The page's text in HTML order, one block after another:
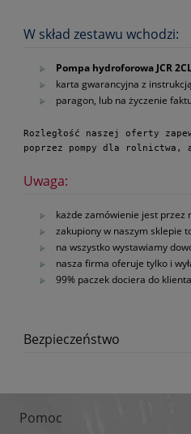
W skład zestawu wchodzi:
Pompa hydroforowa JCR
karta gwarancyjna z
paragon, lub na życzenie
Rozległość naszej oferty
poprzez pompy dla rolnictwa,
Uwaga:
każde zamówienie jest
zakupiony w naszym sklepie
na wszystko wystawiamy
nasza firma oferuje tylko i
99% paczek dociera do
Bezpieczeństwo
Pomoc